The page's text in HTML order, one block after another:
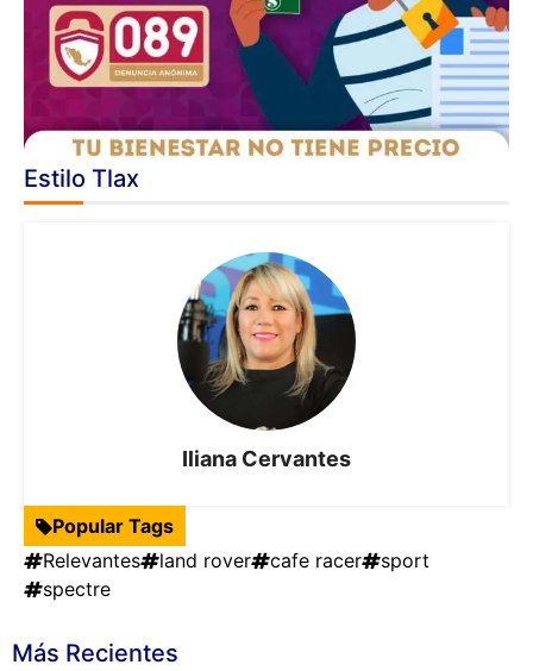
Estilo Tlax
Iliana Cervantes
Popular Tags
Relevantes
land rover cafe racer
sport
spectre
Más Recientes